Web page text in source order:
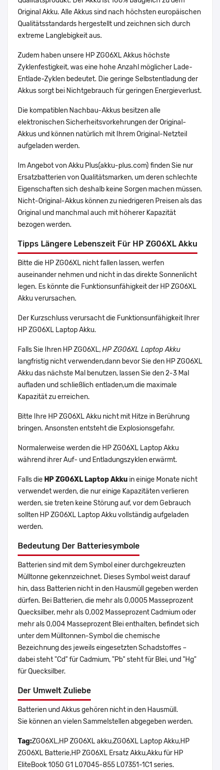
Original Akku. Alle Akkus sind nach höchsten europäischen
Qualitätsstandards hergestellt und zeichnen sich durch
extreme Langlebigkeit aus.
Zudem haben unsere HP ZG06XL Akkus höchste
Zyklenfestigkeit, was eine hohe Anzahl möglicher Lade-
Entlade-Zyklen bedeutet. Die geringe Selbstentladung der
Akkus sorgt bei Nichtgebrauch für geringen Energieverlust.
Die kompatiblen Nachbau-Akkus besitzen alle
elektronischen Sicherheitsvorkehrungen der Original-
Akkus und können natürlich mit Ihrem Original-Netzteil
aufgeladen werden.
Im Angebot von Akku Plus(akku-plus.com) finden Sie nur
Ersatzbatterien von Qualitätsmarken, um deren schlechte
Eigenschaften sich deshalb keine Sorgen machen müssen.
Nicht-Original-Akkus können zu niedrigeren Preisen als das
Original und manchmal auch mit höherer Kapazität
bezogen werden.
Tipps Längere Lebenszeit Für HP ZG06XL Akku
Bitte die HP ZG06XL nicht fallen lassen, werfen
auseinander nehmen und nicht in das direkte Sonnenlicht
legen. Es könnte die Funktionsunfähigkeit der HP ZG06XL
Akku verursachen.
Der Kurzschluss verursacht die Funktionsunfähigkeit Ihrer
HP ZG06XL Laptop Akku.
Falls Sie Ihren HP ZG06XL,HP ZG06XL Laptop Akku
langfristig nicht verwenden,dann bevor Sie den HP ZG06XL
Akku das nächste Mal benutzen, lassen Sie den 2-3 Mal
aufladen und schließlich entladen,um die maximale
Kapazität zu erreichen.
Bitte Ihre HP ZG06XL Akku nicht mit Hitze in Berührung
bringen. Ansonsten entsteht die Explosionsgefahr.
Normalerweise werden die HP ZG06XL Laptop Akku
während ihrer Auf- und Entladungszyklen erwärmt.
Falls die HP ZG06XL Laptop Akku in einige Monate nicht
verwendet werden, die nur einige Kapazitäten verlieren
werden, sie treten keine Störung auf, vor dem Gebrauch
sollten HP ZG06XL Laptop Akku vollständig aufgeladen
werden.
Bedeutung Der Batteriesymbole
Batterien sind mit dem Symbol einer durchgekreuzten
Mülltonne gekennzeichnet. Dieses Symbol weist darauf
hin, dass Batterien nicht in den Hausmüll gegeben werden
dürfen. Bei Batterien, die mehr als 0,0005 Masseprozent
Quecksilber, mehr als 0,002 Masseprozent Cadmium oder
mehr als 0,004 Masseprozent Blei enthalten, befindet sich
unter dem Mülltonnen-Symbol die chemische
Bezeichnung des jeweils eingesetzten Schadstoffes –
dabei steht "Cd" für Cadmium, "Pb" steht für Blei, und "Hg"
für Quecksilber.
Der Umwelt Zuliebe
Batterien und Akkus gehören nicht in den Hausmüll.
Sie können an vielen Sammelstellen abgegeben werden.
Tag:ZG06XL,HP ZG06XL akku,ZG06XL Laptop Akku,HP
ZG06XL Batterie,HP ZG06XL Ersatz Akku,Akku für HP
EliteBook 1050 G1 L07045-855 L07351-1C1 series.